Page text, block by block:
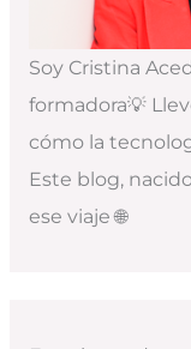
Soy Cristina
formadora💡
cómo la
Este blog,
ese viaje 🌐